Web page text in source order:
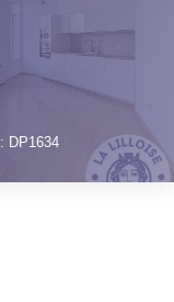
DP1634